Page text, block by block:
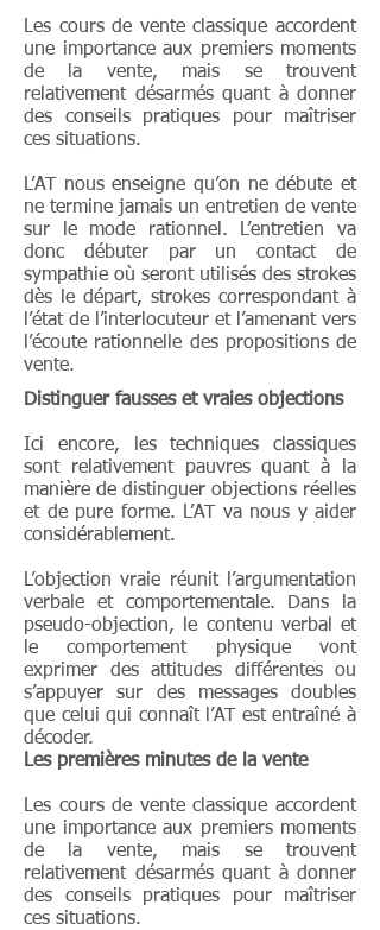
Les cours de vente classique accordent
une importance aux premiers moments
de la vente, mais se trouvent
relativement désarmés quant à donner
des conseils pratiques pour maîtriser
ces situations.
L’AT nous enseigne qu’on ne débute et
ne termine jamais un entretien de vente
sur le mode rationnel. L’entretien va
donc débuter par un contact de
sympathie où seront utilisés des strokes
dès le départ, strokes correspondant à
l’état de l’interlocuteur et l’amenant vers
l’écoute rationnelle des propositions de
vente.
Distinguer fausses et vraies objections
Ici encore, les techniques classiques
sont relativement pauvres quant à la
manière de distinguer objections réelles
et de pure forme. L’AT va nous y aider
considérablement.
L’objection vraie réunit l’argumentation
verbale et comportementale. Dans la
pseudo-objection, le contenu verbal et
le comportement physique vont
exprimer des attitudes différentes ou
s’appuyer sur des messages doubles
que celui qui connaît l’AT est entraîné à
décoder.
Les premières minutes de la vente
Les cours de vente classique accordent
une importance aux premiers moments
de la vente, mais se trouvent
relativement désarmés quant à donner
des conseils pratiques pour maîtriser
ces situations.